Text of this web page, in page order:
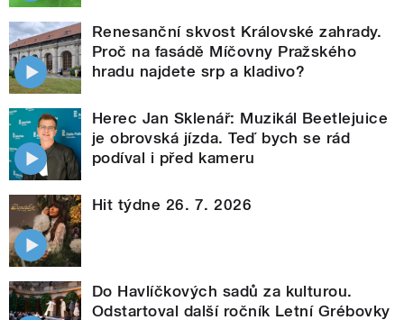
Renesanční skvost Královské zahrady.
Proč na fasádě Míčovny Pražského
hradu najdete srp a kladivo?
Herec Jan Sklenář: Muzikál Beetlejuice
je obrovská jízda. Teď bych se rád
podíval i před kameru
Hit týdne 26. 7. 2026
Do Havlíčkových sadů za kulturou.
Odstartoval další ročník Letní Grébovky